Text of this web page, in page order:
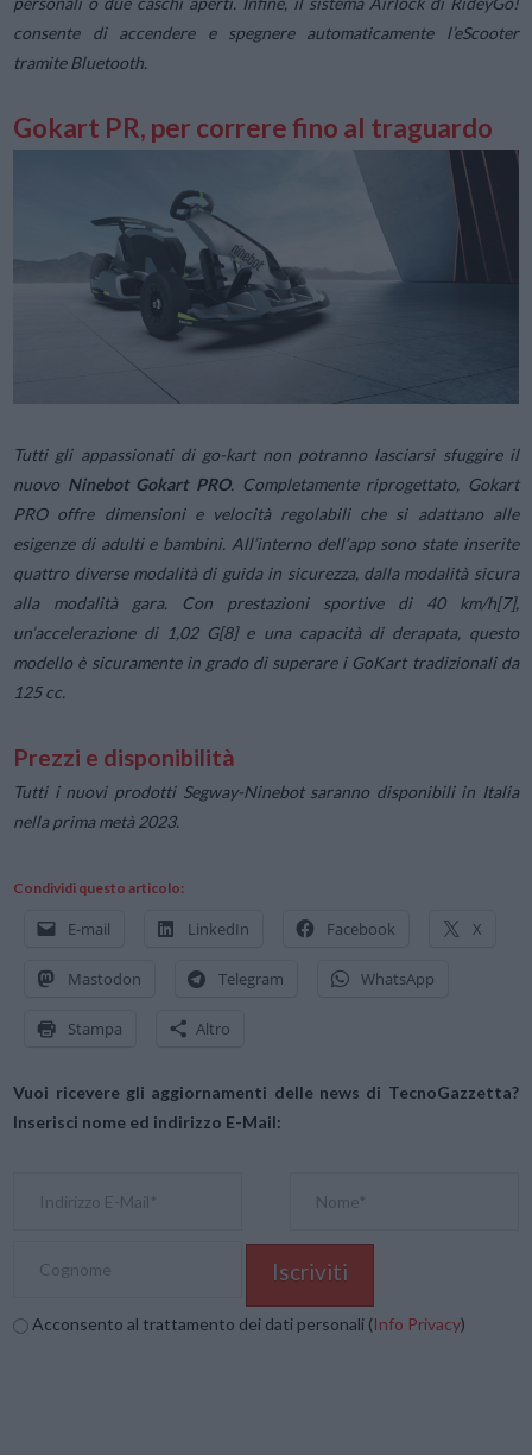
consente di accendere e spegnere automaticamente l’eScooter
tramite Bluetooth.
Gokart PR, per correre fino al traguardo
Tutti gli appassionati di go-kart non potranno lasciarsi sfuggire il
nuovo Ninebot Gokart PRO. Completamente riprogettato, Gokart
PRO offre dimensioni e velocità regolabili che si adattano alle
esigenze di adulti e bambini. All’interno dell’app sono state inserite
quattro diverse modalità di guida in sicurezza, dalla modalità sicura
alla modalità gara. Con prestazioni sportive di 40 km/h[7],
un’accelerazione di 1,02 G[8] e una capacità di derapata, questo
modello è sicuramente in grado di superare i GoKart tradizionali da
125 cc.
Prezzi e disponibilità
Tutti i nuovi prodotti Segway-Ninebot saranno disponibili in Italia
nella prima metà 2023.
Condividi questo articolo:
E-mail LinkedIn Facebook X
Mastodon Telegram WhatsApp
Stampa Altro
Vuoi ricevere gli aggiornamenti delle news di TecnoGazzetta?
Inserisci nome ed indirizzo E-Mail:
Acconsento al trattamento dei dati personali (Info Privacy)